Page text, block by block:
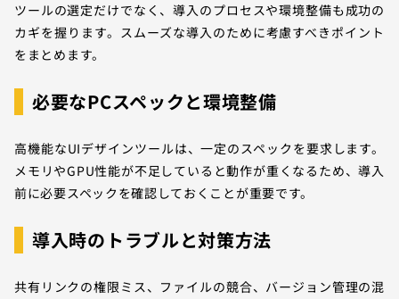
ツールの選定だけでなく、導入のプロセスや環境整備も成功の
カギを握ります。スムーズな導入のために考慮すべきポイント
をまとめます。
必要なPCスペックと環境整備
高機能なUIデザインツールは、一定のスペックを要求します。
メモリやGPU性能が不足していると動作が重くなるため、導入
前に必要スペックを確認しておくことが重要です。
導入時のトラブルと対策方法
共有リンクの権限ミス、ファイルの競合、バージョン管理の混